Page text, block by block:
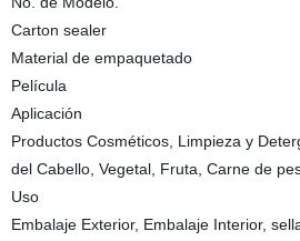
Carton sealer
Material de empaquetado
Película
Aplicación
Productos Cosméticos, Limpieza y
del Cabello, Vegetal, Fruta, Carne de
Uso
Embalaje Exterior, Embalaje Interior,